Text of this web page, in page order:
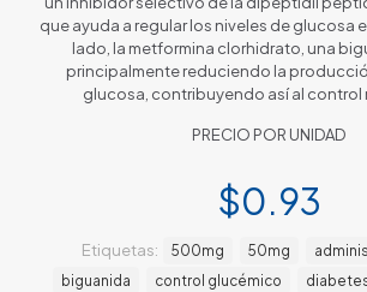
que ayuda a regular los niveles de glucosa
lado, la metformina clorhidrato, una
principalmente reduciendo la
glucosa, contribuyendo así al control
PRECIO POR UNIDAD
$0.93
Etiquetas: 500mg 50mg
biguanida
control glucémico